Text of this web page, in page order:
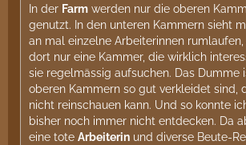
In der Farm werden nur die oberen
genutzt. In den unteren Kammern sieht
an mal einzelne Arbeiterinnen
dort nur eine Kammer, die wirklich
sie regelmässig aufsuchen. Das Dumme
oberen Kammern so gut verkleidet sind,
nicht reinschauen kann. Und so konnte
bisher noch immer nicht entdecken. Da
eine tote Arbeiterin und diverse Beute-